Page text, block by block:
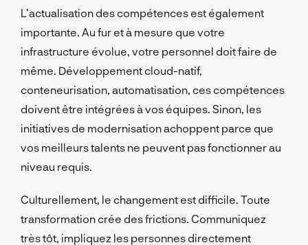
L’actualisation des compétences est également
importante. Au fur et à mesure que votre
infrastructure évolue, votre personnel doit faire de
même. Développement cloud-natif,
conteneurisation, automatisation, ces compétences
doivent être intégrées à vos équipes. Sinon, les
initiatives de modernisation achoppent parce que
vos meilleurs talents ne peuvent pas fonctionner au
niveau requis.
Culturellement, le changement est difficile. Toute
transformation crée des frictions. Communiquez
très tôt, impliquez les personnes directement